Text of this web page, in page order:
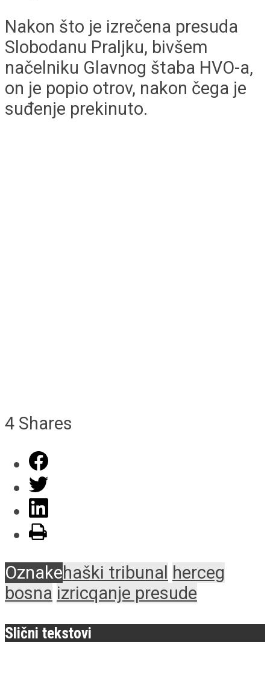
Nakon što je izrečena presuda
Slobodanu Praljku, bivšem
načelniku Glavnog štaba HVO-a,
on je popio otrov, nakon čega je
suđenje prekinuto.
4 Shares
Oznakehaški tribunal herceg
bosna izricqanje presude
Slični tekstovi